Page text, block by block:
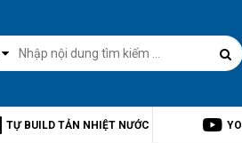
TỰ BUILD TẢN NHIỆT NƯỚC